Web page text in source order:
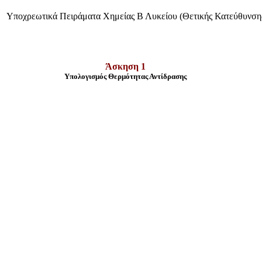
Υποχρεωτικά Πειράματα Χημείας Β Λυκείου (Θετικής
Άσκηση 1
Υπολογισμός Θερμότητας Αντίδρασης